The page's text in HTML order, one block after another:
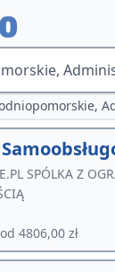
SPÓLKA Z
od 4806,00 zł